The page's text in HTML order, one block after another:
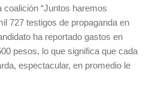
coalición “Juntos haremos
727 testigos de propaganda en
ha reportado gastos en
pesos, lo que significa que cada
espectacular, en promedio le